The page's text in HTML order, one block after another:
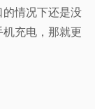
的情况下还是没
充电，那就更